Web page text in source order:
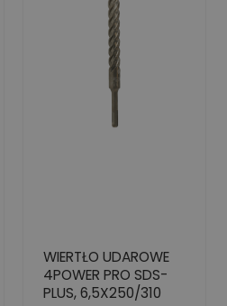
WIERTŁO UDAROWE
4POWER PRO SDS-
PLUS, 6,5X250/310